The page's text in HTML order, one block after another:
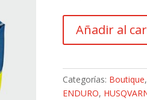
Husqvarna
Añadir al
Categorías: Boutique,
ENDURO,